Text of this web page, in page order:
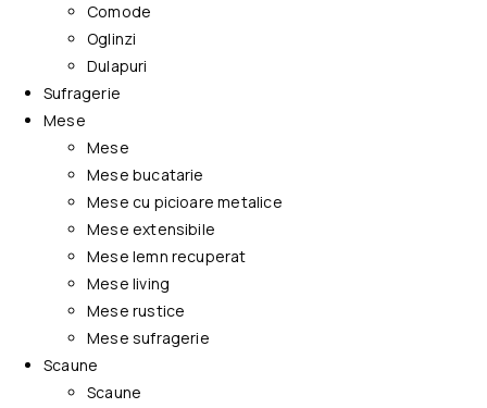
Comode
Oglinzi
Dulapuri
Sufragerie
Mese
Mese
Mese bucatarie
Mese cu picioare metalice
Mese extensibile
Mese lemn recuperat
Mese living
Mese rustice
Mese sufragerie
Scaune
Scaune